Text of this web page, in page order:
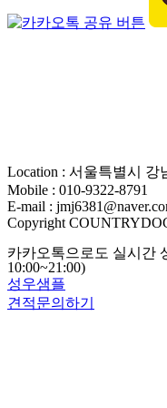
Location : 서울특별시 강
Mobile : 010-9322-8791
E-mail :
Copyright
카카오톡으로도 실시간
10:00~21:00)
성우샘플
견적문의하기